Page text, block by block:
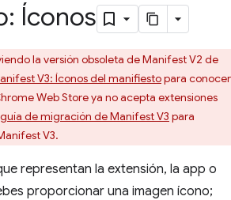
Íconos
la versión obsoleta de Manifest V2 de
V3: Íconos del manifiestopara conocer
Web Store ya no acepta extensiones
guía de migración de Manifest V3 para
V3.
representan la extensión, la app o
proporcionar una imagen ícono;